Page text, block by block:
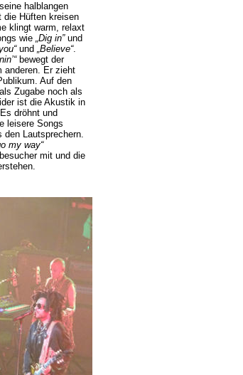
halblangen
die Hüften kreisen
klingt warm, relaxt
wie „Dig in”und
und „Believe“.
bewegt der
anderen. Er zieht
Auf den
Zugabe noch als
ist die Akustik in
dröhnt und
leisere Songs
den Lautsprechern.
my way“
mit und die